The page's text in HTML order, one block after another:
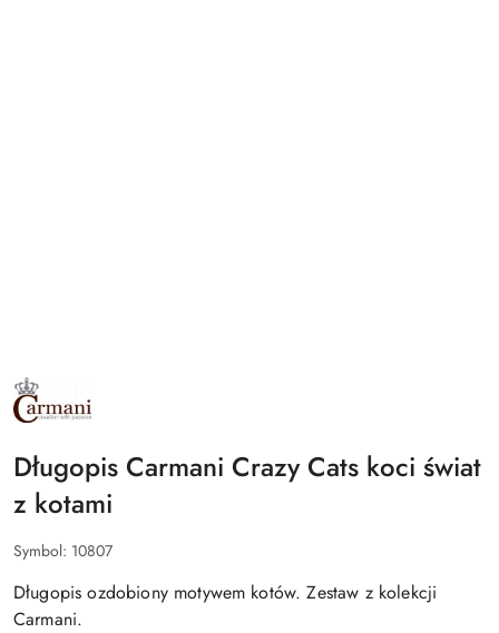
NAZWA
PRODUCENTA:
CARMANI
Długopis Carmani Crazy Cats koci świat
z kotami
Symbol: 10807
Długopis ozdobiony motywem kotów. Zestaw z kolekcji
Carmani.